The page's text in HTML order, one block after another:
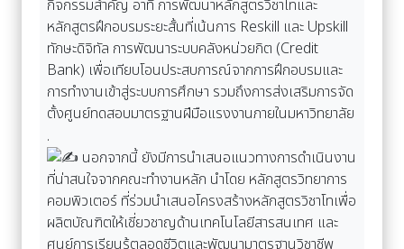
กิจกรรมสำคัญ อาทิ การพัฒนาหลักสูตรวิชาโทและ
หลักสูตรฝึกอบรมระยะสั้นที่เน้นการ Reskill และ Upskill
ทักษะดิจิทัล การพัฒนาระบบคลังหน่วยกิต (Credit
Bank) เพื่อเทียบโอนประสบการณ์จากการฝึกอบรมและ
การทำงานเข้าสู่ระบบการศึกษา รวมถึงการส่งเสริมการจัด
ตั้งศูนย์ทดสอบมาตรฐานฝีมือแรงงานภายในมหาวิทยาลัย
.
นอกจากนี้ ยังมีการนำเสนอแนวทางการดำเนินงาน
ที่น่าสนใจจากคณะทำงานหลัก นำโดย หลักสูตรวิทยาการ
คอมพิวเตอร์ ที่ร่วมนำเสนอโครงสร้างหลักสูตรวิชาโทเพื่อ
ผลิตบัณฑิตให้เชี่ยวชาญด้านเทคโนโลยีสารสนเทศ และ